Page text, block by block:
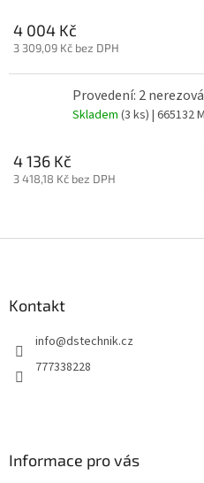
4 004 Kč
3 309,09 Kč bez DPH
Provedení: 2
Skladem (3 ks) | 665132
4 136 Kč
3 418,18 Kč bez DPH
Kontakt
info@dstechnik.cz
777338228
Informace pro vás